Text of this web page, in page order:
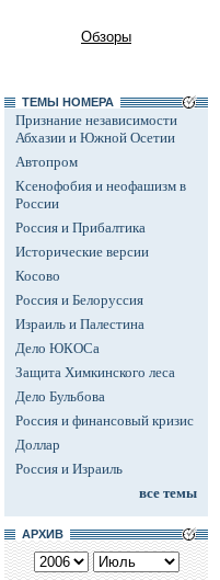
Обзоры
ТЕМЫ НОМЕРА
Признание независимости
Абхазии и Южной Осетии
Автопром
Ксенофобия и неофашизм в
России
Россия и Прибалтика
Исторические версии
Косово
Россия и Белоруссия
Израиль и Палестина
Дело ЮКОСа
Защита Химкинского леса
Дело Бульбова
Россия и финансовый кризис
Доллар
Россия и Израиль
все темы
АРХИВ